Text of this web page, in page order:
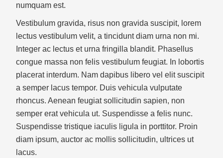
numquam est.
Vestibulum gravida, risus non gravida suscipit, lorem
lectus vestibulum velit, a tincidunt diam urna non mi.
Integer ac lectus et urna fringilla blandit. Phasellus
congue massa non felis vestibulum feugiat. In lobortis
placerat interdum. Nam dapibus libero vel elit suscipit
a semper lacus tempor. Duis vehicula vulputate
rhoncus. Aenean feugiat sollicitudin sapien, non
semper erat vehicula ut. Suspendisse a felis nunc.
Suspendisse tristique iaculis ligula in porttitor. Proin
diam ipsum, auctor ac mollis sollicitudin, ultrices ut
lacus.